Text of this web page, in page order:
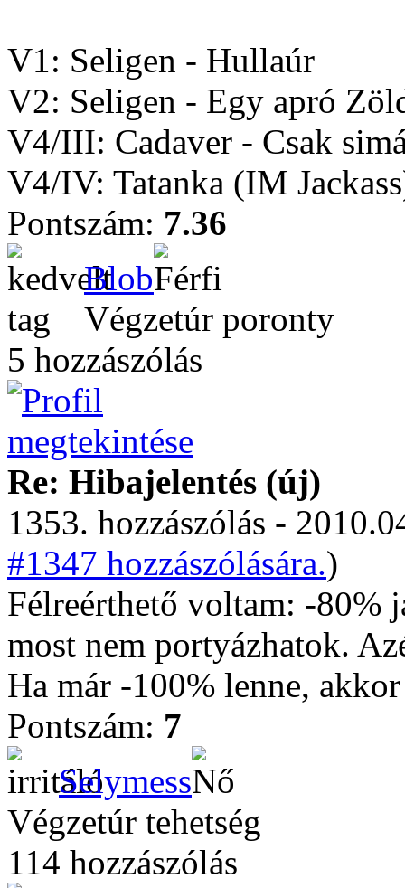
V1: Seligen - Hullaúr
V2: Seligen - Egy apró
V4/III: Cadaver - Csak
V4/IV: Tatanka (IM
Pontszám: 7.36
Blob
Végzetúr poronty
5 hozzászólás
Re: Hibajelentés (új)
1353. hozzászólás -
#1347 hozzászólására.)
Félreérthető voltam: -80%
most nem portyázhatok.
Ha már -100% lenne,
Pontszám: 7
Selymess
Végzetúr tehetség
114 hozzászólás